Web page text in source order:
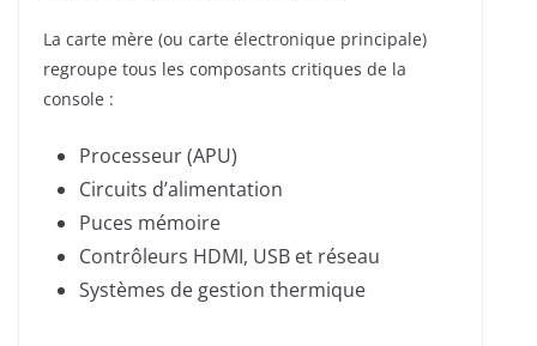
La carte mère (ou carte électronique principale)
regroupe tous les composants critiques de la
console :
Processeur (APU)
Circuits d’alimentation
Puces mémoire
Contrôleurs HDMI, USB et réseau
Systèmes de gestion thermique